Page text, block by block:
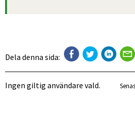
Dela denna sida:
Ingen giltig användare vald.